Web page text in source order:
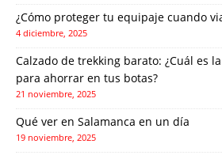
¿Cómo proteger tu equipaje cuando
4 diciembre, 2025
Calzado de trekking barato: ¿Cuál es
para ahorrar en tus botas?
21 noviembre, 2025
Qué ver en Salamanca en un día
19 noviembre, 2025